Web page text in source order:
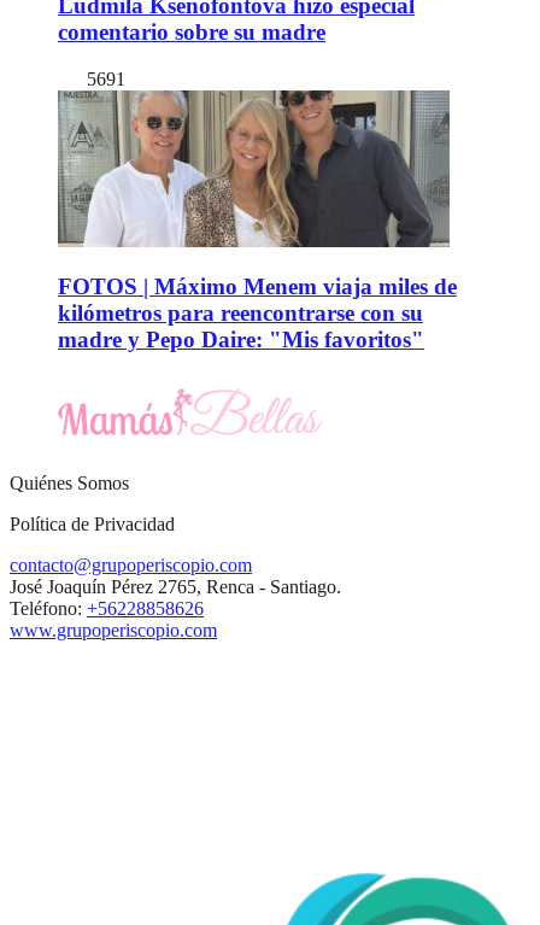
Ludmila Ksenofontova hizo especial
comentario sobre su madre
5691
FOTOS | Máximo Menem viaja miles de
kilómetros para reencontrarse con su
madre y Pepo Daire: "Mis favoritos"
Quiénes Somos
Política de Privacidad
contacto@grupoperiscopio.com
José Joaquín Pérez 2765, Renca - Santiago.
Teléfono: +56228858626
www.grupoperiscopio.com